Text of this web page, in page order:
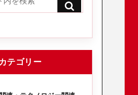
テゴリー